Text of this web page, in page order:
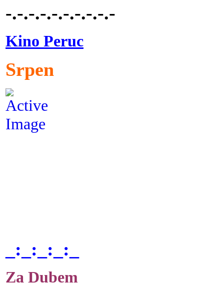
-.-.-.-.-.-.-.-.-.-
Kino Peruc
Srpen
_:_:_:_:_
Za Dubem